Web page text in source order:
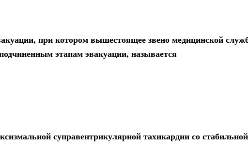
при котором вышестоящее звено медицинской
этапам эвакуации, называется
суправентрикулярной тахикардии со стабильной